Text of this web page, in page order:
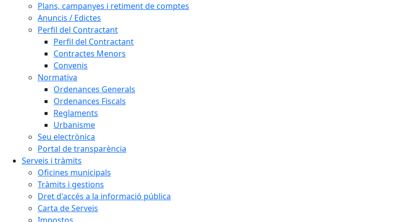
Plans, campanyes i retiment de comptes
Anuncis / Edictes
Perfil del Contractant
Perfil del Contractant
Contractes Menors
Convenis
Normativa
Ordenances Generals
Ordenances Fiscals
Reglaments
Urbanisme
Seu electrònica
Portal de transparència
Serveis i tràmits
Oficines municipals
Tràmits i gestions
Dret d'accés a la informació pública
Carta de Serveis